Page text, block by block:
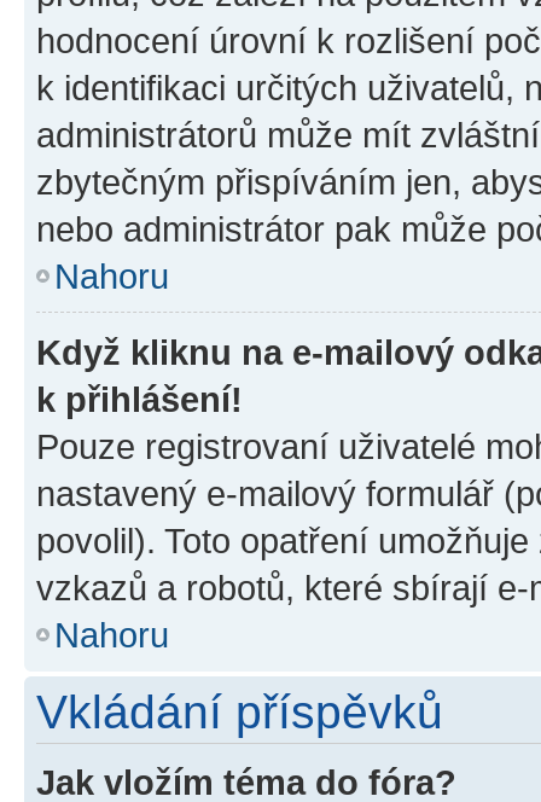
hodnocení úrovní k rozlišení
k identifikaci určitých uživatelů,
administrátorů může mít
zbytečným přispíváním jen,
nebo administrátor pak může
Nahoru
Když kliknu na e-mailový
k přihlášení!
Pouze registrovaní uživatelé
nastavený e-mailový formulář
povolil). Toto opatření
vzkazů a robotů, které sbírají e-
Nahoru
Vkládání příspěvků
Jak vložím téma do fóra?